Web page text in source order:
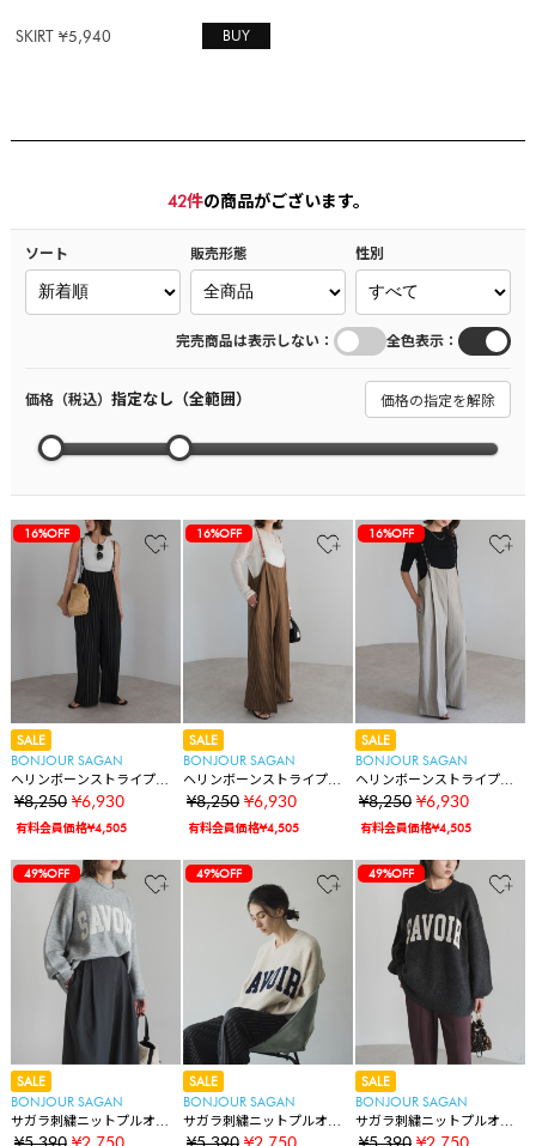
SKIRT ¥5,940 BUY
42件の商品がございます。
ソート 販売形態 性別
完売商品は表示しない ： 全色表示 ：
価格（税込） 指定なし（全範囲） 価格の指定を解除
16%OFF
SALE
BONJOUR SAGAN
ヘリンボーンストライプサ
ス付きパンツ
¥8,250 ¥6,930
有料会員価格¥4,505
16%OFF
SALE
BONJOUR SAGAN
ヘリンボーンストライプサ
ス付きパンツ
¥8,250 ¥6,930
有料会員価格¥4,505
16%OFF
SALE
BONJOUR SAGAN
ヘリンボーンストライプサ
ス付きパンツ
¥8,250 ¥6,930
有料会員価格¥4,505
49%OFF
SALE
BONJOUR SAGAN
サガラ刺繍ニットプルオー
バー
49%OFF
SALE
BONJOUR SAGAN
サガラ刺繍ニットプルオー
バー
49%OFF
SALE
BONJOUR SAGAN
サガラ刺繍ニットプルオー
バー